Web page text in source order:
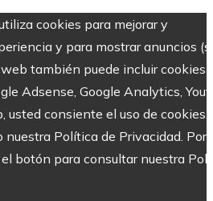
cookies para mejorar y
y para mostrar anuncios
también puede incluir cookies
Adsense, Google Analytics,
usted consiente el uso de cookies.
nuestra Política de Privacidad. Por
botón para consultar nuestra